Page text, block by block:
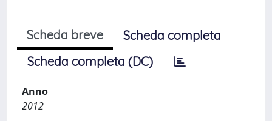
Scheda breve
Scheda completa
Scheda completa (DC)
Anno
2012